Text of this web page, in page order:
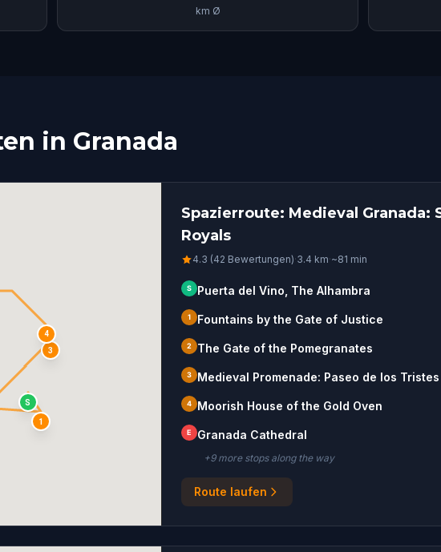
km Ø
in Granada
S
1
3
4
Spazierroute: Medieval Granada:
Royals
4.3 (42 Bewertungen)·3.4 km·~81 min
S Puerta del Vino, The Alhambra
1 Fountains by the Gate of Justice
2 The Gate of the Pomegranates
3 Medieval Promenade: Paseo de los Tristes
4 Moorish House of the Gold Oven
E Granada Cathedral
+9more stopsalong the way
Route laufen